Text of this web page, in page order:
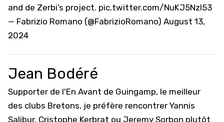
and de Zerbi’s project. pic.twitter.com/NuKJ5Nzl53
— Fabrizio Romano (@FabrizioRomano) August 13,
2024
Jean Bodéré
Supporter de l'En Avant de Guingamp, le meilleur
des clubs Bretons, je préfère rencontrer Yannis
Salibur, Cristophe Kerbrat ou Jeremy Sorbon plutôt